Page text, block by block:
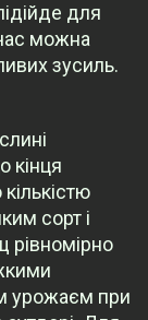
для
можна
зусиль.
кінця
сорт і
рівномірно
урожаєм при